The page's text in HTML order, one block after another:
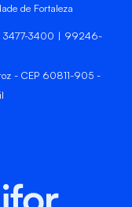
de Fortaleza
3477-3400 | 99246-
- CEP 60811-905 -